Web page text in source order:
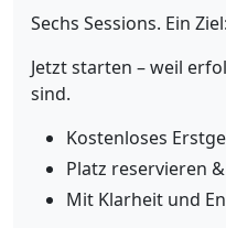
Sechs Sessions. Ein
Jetzt starten – weil
sind.
Kostenloses
Platz reservieren
Mit Klarheit und